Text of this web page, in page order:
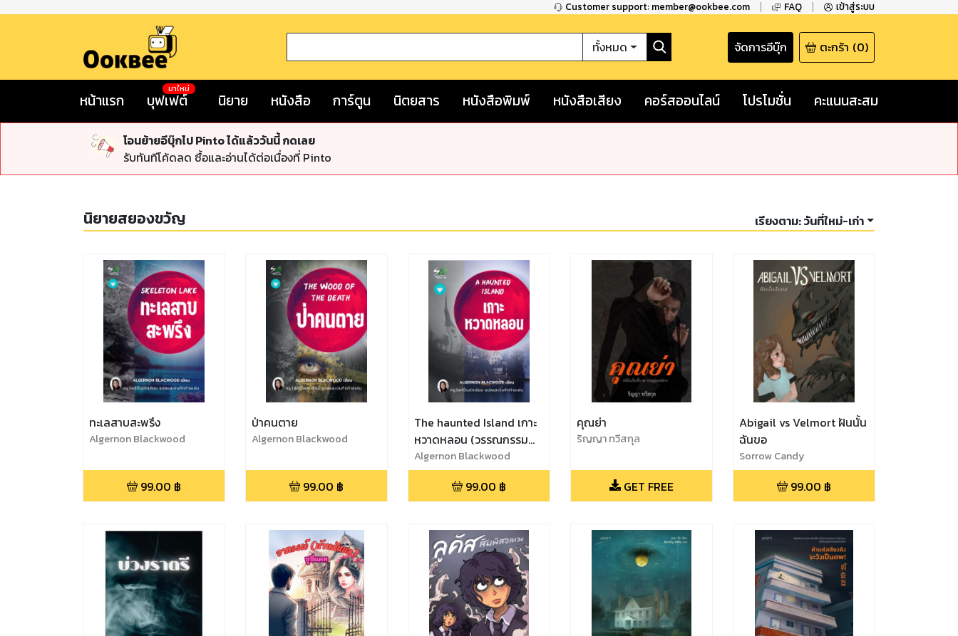
Customer support: member@ookbee.com FAQ เข้าสู่ระบบ
ทั้งหมด จัดการอีบุ๊ก ตะกร้า (0)
หน้าแรก บุฟเฟต์
มาใหม่
นิยาย หนังสือ การ์ตูน นิตยสาร หนังสือพิมพ์ หนังสือเสียง คอร์สออนไลน์ โปรโมชั่น คะแนนสะสม
โอนย้ายอีบุ๊กไป Pinto ได้แล้ววันนี้ กดเลย
รับทันทีโค้ดลด ซื้อและอ่านได้ต่อเนื่องที่ Pinto
นิยายสยองขวัญ เรียงตาม:วันที่ใหม่-เก่า
ทะเลสาบสะพรึง
Algernon Blackwood
99.00 ฿
ป่าคนตาย
Algernon Blackwood
99.00 ฿
The haunted Island เกาะ
หวาดหลอน (วรรณกรรมน้ำ
เอก)
Algernon Blackwood
99.00 ฿
คุณย่า
ริญญา ทวีสกุล
GET FREE
Abigail vs Velmort ฝันนั้น
ฉันขอ
Sorrow Candy
99.00 ฿